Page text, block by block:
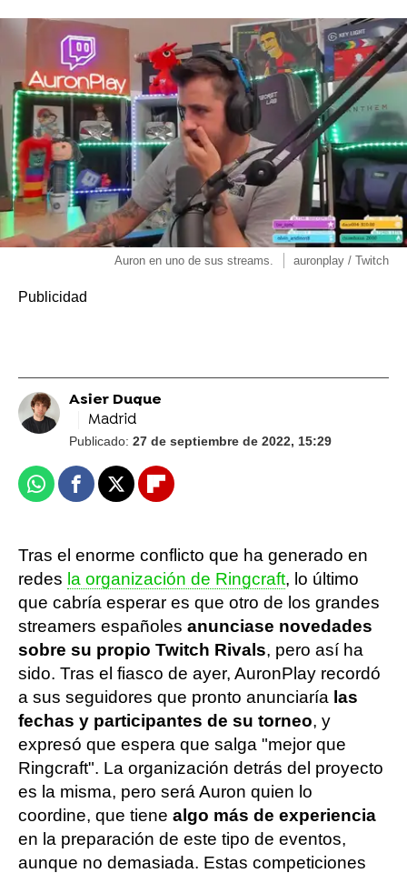
Auron en uno de sus streams. auronplay / Twitch
Asier Duque
Madrid
Publicado: 27 de septiembre de 2022, 15:29
WhatsappFacebook
X Flipboard
Tras el enorme conflicto que ha generado en
redes la organización de Ringcraft, lo último
que cabría esperar es que otro de los grandes
streamers españoles anunciase novedades
sobre su propio Twitch Rivals, pero así ha
sido. Tras el fiasco de ayer, AuronPlay recordó
a sus seguidores que pronto anunciaría las
fechas y participantes de su torneo, y
expresó que espera que salga "mejor que
Ringcraft". La organización detrás del proyecto
es la misma, pero será Auron quien lo
coordine, que tiene algo más de experiencia
en la preparación de este tipo de eventos,
aunque no demasiada. Estas competiciones